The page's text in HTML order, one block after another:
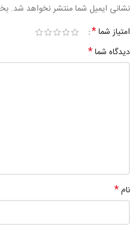
نشانی ایمیل شما منتشر نخواهد شد.
امتیاز شما*
دیدگاه شما*
نام*